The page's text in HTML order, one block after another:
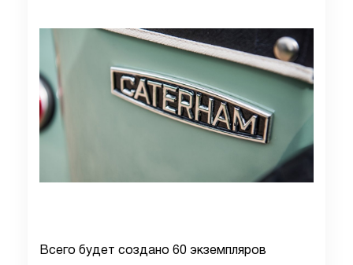
Всего будет создано 60 экземпляров